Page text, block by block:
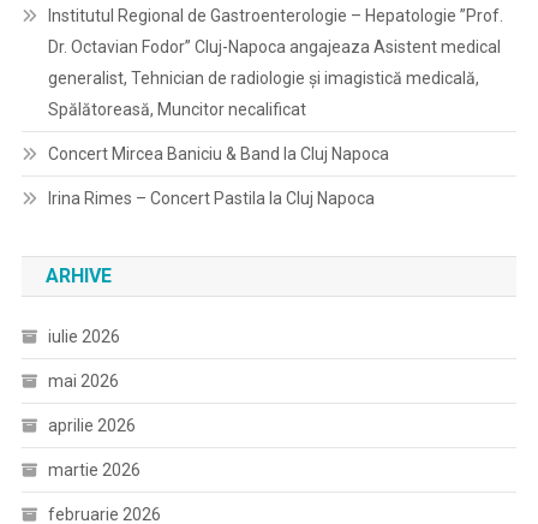
Institutul Regional de Gastroenterologie – Hepatologie ”Prof.
Dr. Octavian Fodor” Cluj-Napoca angajeaza Asistent medical
generalist, Tehnician de radiologie și imagistică medicală,
Spălătoreasă, Muncitor necalificat
Concert Mircea Baniciu & Band la Cluj Napoca
Irina Rimes – Concert Pastila la Cluj Napoca
ARHIVE
iulie 2026
mai 2026
aprilie 2026
martie 2026
februarie 2026